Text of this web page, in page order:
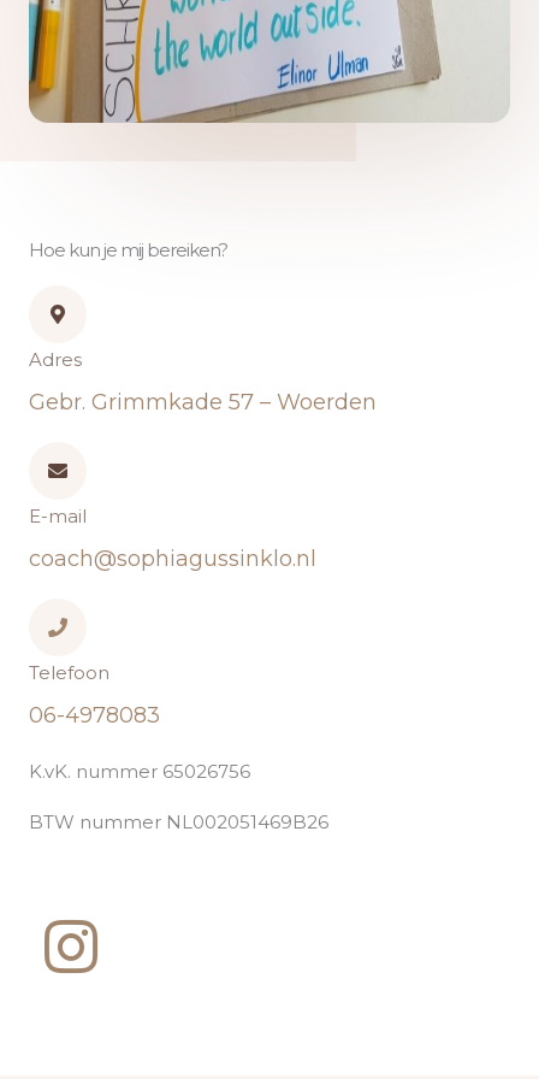
Hoe kun je mij bereiken?
Adres
Gebr. Grimmkade 57 – Woerden
E-mail
coach@sophiagussinklo.nl
Telefoon
06-4978083
K.vK. nummer 65026756
BTW nummer NL002051469B26